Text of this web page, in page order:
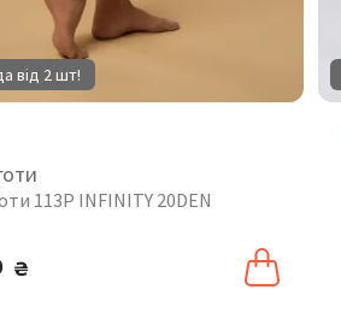
від 2 шт!
113P INFINITY 20DEN
₴